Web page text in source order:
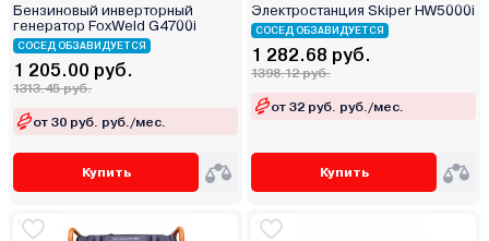
Бензиновый инверторный
генератор FoxWeld G4700i
СОСЕД ОБЗАВИДУЕТСЯ
1 205.00 руб.
1313.45 руб.
от 30 руб. руб./мес.
Купить
Электростанция Skiper HW5000i
СОСЕД ОБЗАВИДУЕТСЯ
1 282.68 руб.
1398.12 руб.
от 32 руб. руб./мес.
Купить